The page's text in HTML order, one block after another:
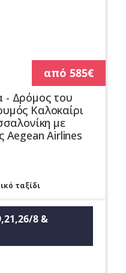
από 585€
- Δρόμος του
Καλοκαίρι
με
Aegean Airlines
ταξίδι
8 &